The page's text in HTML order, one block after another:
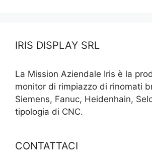
IRIS DISPLAY SRL
La Mission Aziendale Iris è la
monitor di rimpiazzo di rinomati
Siemens, Fanuc, Heidenhain,
tipologia di CNC.
CONTATTACI